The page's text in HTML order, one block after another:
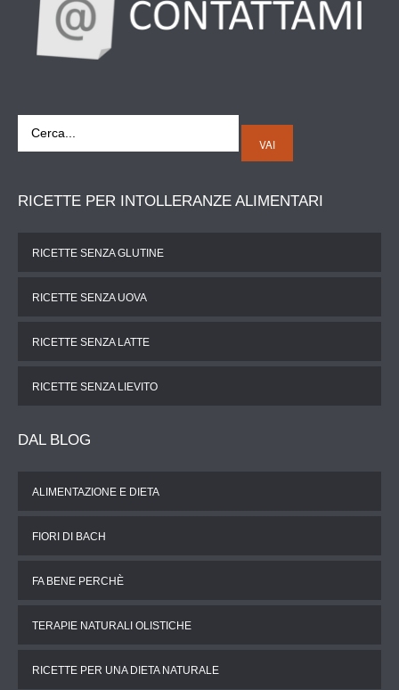
VAI
RICETTE PER INTOLLERANZE ALIMENTARI
RICETTE SENZA GLUTINE
RICETTE SENZA UOVA
RICETTE SENZA LATTE
RICETTE SENZA LIEVITO
DAL BLOG
ALIMENTAZIONE E DIETA
FIORI DI BACH
FA BENE PERCHÈ
TERAPIE NATURALI OLISTICHE
RICETTE PER UNA DIETA NATURALE